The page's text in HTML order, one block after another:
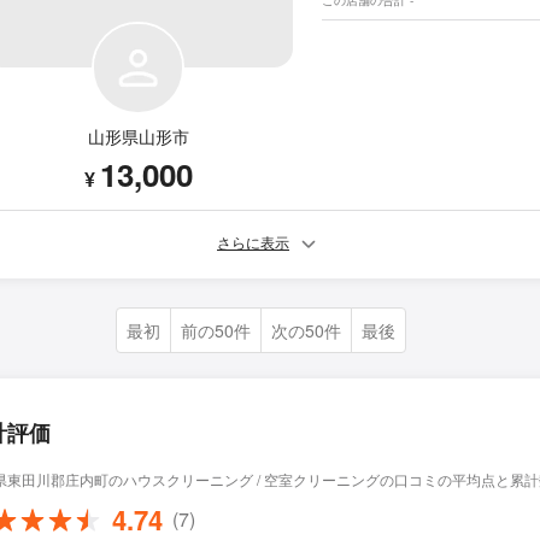
山形県山形市
¥ 13,000
さらに表示
最初 前の50件 次の50件 最後
評価
東田川郡庄内町のハウスクリーニング / 空室クリーニングの口コミの平均点と累
4.74 (7)